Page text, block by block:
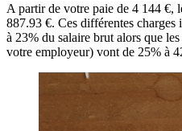
A partir de votre paie de 4 144 €,
887.93 €. Ces différentes charges
à 23% du salaire brut alors que
votre employeur) vont de 25% à